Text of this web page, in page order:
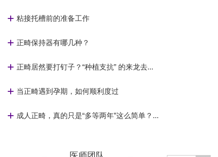
粘接托槽前的准备工作
正畸保持器有哪几种？
正畸居然要打钉子？“种植支抗” 的来龙去...
当正畸遇到孕期，如何顺利度过
成人正畸，真的只是“多等两年”这么简单？...